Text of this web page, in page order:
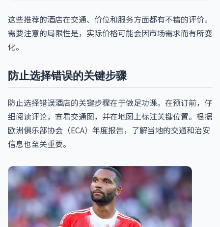
这些推荐的酒店在交通、价位和服务方面都有不错的评价。
需要注意的局限性是，实际价格可能会因市场需求而有所变
化。
防止选择错误的关键步骤
防止选择错误酒店的关键步骤在于做足功课。在预订前，仔
细阅读评论，查看交通图，并在地图上标注关键位置。根据
欧洲俱乐部协会（ECA）年度报告，了解当地的交通和治安
信息也至关重要。